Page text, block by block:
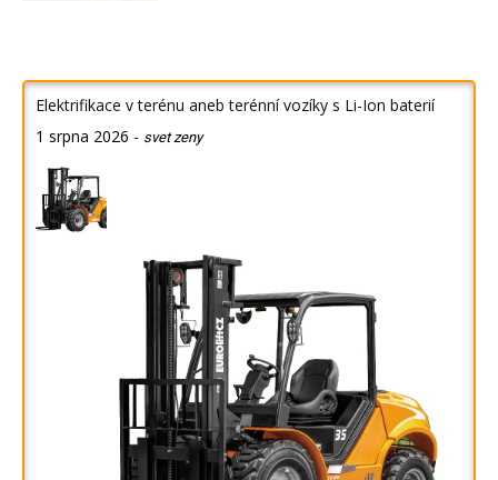
Elektrifikace v terénu aneb terénní vozíky s Li-Ion baterií
1 srpna 2026 - svet zeny